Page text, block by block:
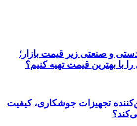
دستی و صنعتی زیر قیمت بازار؛
با بهترین قیمت تهیه کنیم؟
تجهیزات جوشکاری، کیفیت